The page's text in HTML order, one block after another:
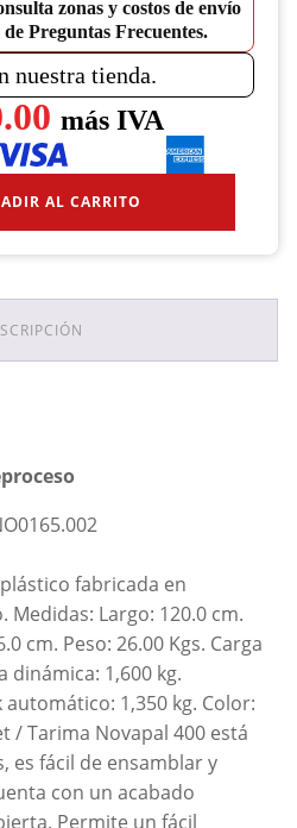
zonas y costos de envío
Preguntas Frecuentes.
nuestra tienda.
más IVA
AL CARRITO
fabricada en
Largo: 120.0 cm.
cm. Peso: 26.00 Kgs. Carga
dinámica: 1,600 kg.
1,350 kg. Color:
/ Tarima Novapal 400 está
es fácil de ensamblar y
con un acabado
Permite un fácil